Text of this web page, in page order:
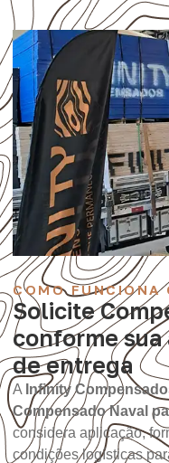
COMO FUNCIONA
Solicite
conforme
de entrega
A Infinity
Compensado Naval
considera aplicação,
condições logísticas